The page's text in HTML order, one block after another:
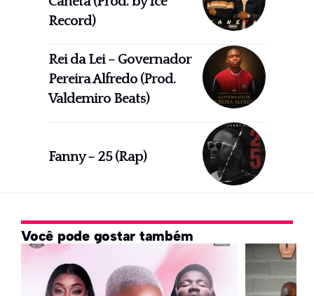
Record)
Rei da Lei – Governador
Pereira Alfredo (Prod.
Valdemiro Beats)
Fanny – 25 (Rap)
Você pode gostar também